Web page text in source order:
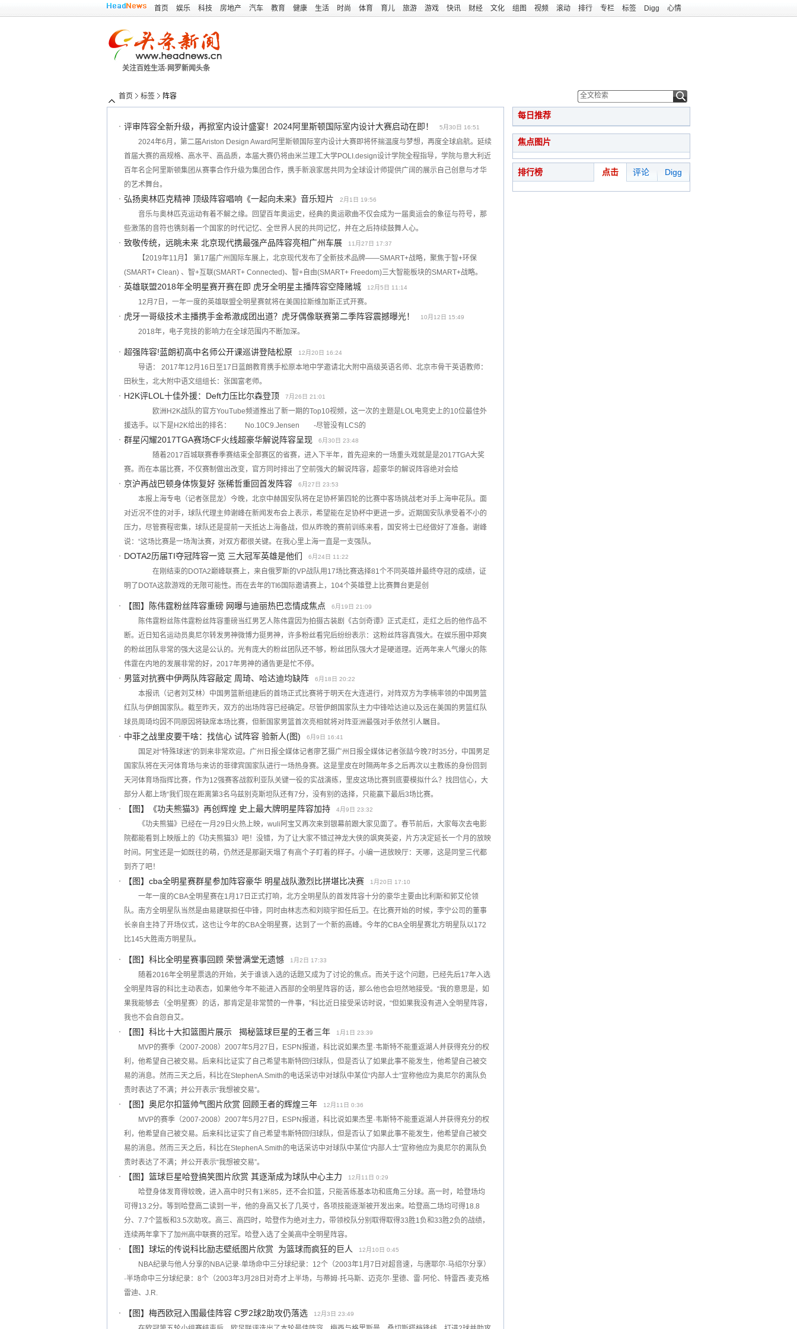
首页 娱乐 科技 房地产 汽车 教育 健康 生活 时尚 体育 育儿 旅游 游戏 快讯 财经 文化 组图 视频 滚动 排行 专栏 标签 Digg 心情
关注百姓生活·网罗新闻头条
首页 标签 阵容
评审阵容全新升级，再掀室内设计盛宴！2024阿里斯顿国际室内设计大赛启动在即！ 5月30日 16:51
2024年6月，第二届Ariston Design Award阿里斯顿国际室内设计大赛即将怀揣温度与梦想，再度全球启航。延续
首届大赛的高规格、高水平、高品质，本届大赛仍将由米兰理工大学POLI.design设计学院全程指导，学院与意大利近
百年名企阿里斯顿集团从赛事合作升级为集团合作，携手新浪家居共同为全球设计师提供广阔的展示自己创意与才华
的艺术舞台。
弘扬奥林匹克精神 顶级阵容唱响《一起向未来》音乐短片 2月1日 19:56
音乐与奥林匹克运动有着不解之缘。回望百年奥运史，经典的奥运歌曲不仅会成为一届奥运会的象征与符号，那
些激荡的音符也镌刻着一个国家的时代记忆、全世界人民的共同记忆，并在之后持续鼓舞人心。
致敬传统，远眺未来 北京现代携最强产品阵容亮相广州车展 11月27日 17:37
【2019年11月】 第17届广州国际车展上，北京现代发布了全新技术品牌——SMART+战略，聚焦于智+环保
(SMART+ Clean) 、智+互联(SMART+ Connected)、智+自由(SMART+ Freedom)三大智能板块的SMART+战略。
英雄联盟2018年全明星赛开赛在即 虎牙全明星主播阵容空降赌城 12月5日 11:14
12月7日，一年一度的英雄联盟全明星赛就将在美国拉斯维加斯正式开赛。
虎牙一哥级技术主播携手金希澈成团出道？虎牙偶像联赛第二季阵容震撼曝光！ 10月12日 15:49
2018年，电子竞技的影响力在全球范围内不断加深。
超强阵容!蓝朗初高中名师公开课巡讲登陆松原 12月20日 16:24
导语： 2017年12月16日至17日蓝朗教育携手松原本地中学邀请北大附中高级英语名师、北京市骨干英语教师：
田秋生，北大附中语文组组长：张国富老师。
H2K评LOL十佳外援：Deft力压比尔森登顶 7月26日 21:01
欧洲H2K战队的官方YouTube频道推出了新一期的Top10视频，这一次的主题是LOL电竞史上的10位最佳外
援选手。以下是H2K给出的排名： No.10C9.Jensen -尽管没有LCS的
群星闪耀2017TGA赛场CF火线超豪华解说阵容呈现 6月30日 23:48
随着2017百城联赛春季赛结束全部赛区的省赛，进入下半年，首先迎来的一场重头戏就是是2017TGA大奖
赛。而在本届比赛，不仅赛制做出改变，官方同时排出了空前强大的解说阵容，超豪华的解说阵容绝对会给
京沪再战巴顿身体恢复好 张稀哲重回首发阵容 6月27日 23:53
本报上海专电（记者张昆龙）今晚，北京中赫国安队将在足协杯第四轮的比赛中客场挑战老对手上海申花队。面
对近况不佳的对手，球队代理主帅谢峰在新闻发布会上表示，希望能在足协杯中更进一步。近期国安队承受着不小的
压力，尽管赛程密集，球队还是提前一天抵达上海备战，但从昨晚的赛前训练来看，国安将士已经做好了准备。谢峰
说：“这场比赛是一场淘汰赛，对双方都很关键。在我心里上海一直是一支强队。
DOTA2历届TI夺冠阵容一览 三大冠军英雄是他们 6月24日 11:22
在刚结束的DOTA2巅峰联赛上，来自俄罗斯的VP战队用17场比赛选择81个不同英雄并最终夺冠的成绩，证
明了DOTA这款游戏的无限可能性。而在去年的TI6国际邀请赛上，104个英雄登上比赛舞台更是创
【图】陈伟霆粉丝阵容重磅 网曝与迪丽热巴恋情成焦点 6月19日 21:09
陈伟霆粉丝陈伟霆粉丝阵容重磅当红男艺人陈伟霆因为拍摄古装剧《古剑奇谭》正式走红，走红之后的他作品不
断。近日知名运动员奥尼尔转发男神微博力挺男神，许多粉丝看完后纷纷表示：这粉丝阵容真强大。在娱乐圈中郑爽
的粉丝团队非常的强大这是公认的。光有庞大的粉丝团队还不够，粉丝团队强大才是硬道理。近两年来人气爆火的陈
伟霆在内地的发展非常的好，2017年男神的通告更是忙不停。
男篮对抗赛中伊两队阵容敲定 周琦、哈达迪均缺阵 6月18日 20:22
本报讯（记者刘艾林）中国男篮新组建后的首场正式比赛将于明天在大连进行，对阵双方为李楠率领的中国男篮
红队与伊朗国家队。截至昨天，双方的出场阵容已经确定。尽管伊朗国家队主力中锋哈达迪以及远在美国的男篮红队
球员周琦均因不同原因将缺席本场比赛，但新国家男篮首次亮相就将对阵亚洲最强对手依然引人瞩目。
中菲之战里皮要干啥：找信心 试阵容 验新人(图) 6月9日 16:41
国足对“特殊球迷”的到来非常欢迎。广州日报全媒体记者廖艺摄广州日报全媒体记者张喆今晚7时35分，中国男足
国家队将在天河体育场与来访的菲律宾国家队进行一场热身赛。这是里皮在时隔两年多之后再次以主教练的身份回到
天河体育场指挥比赛，作为12强赛客战叙利亚队关键一役的实战演练，里皮这场比赛到底要模拟什么？找回信心，大
部分人都上场“我们现在距离第3名乌兹别克斯坦队还有7分，没有别的选择，只能赢下最后3场比赛。
【图】《功夫熊猫3》再创辉煌 史上最大牌明星阵容加持 4月9日 23:32
《功夫熊猫》已经在一月29日火热上映，wuli阿宝又再次来到银幕前跟大家见面了。春节前后，大家每次去电影
院都能看到上映版上的《功夫熊猫3》吧！没错，为了让大家不错过神龙大侠的飒爽英姿，片方决定延长一个月的放映
时间。阿宝还是一如既往的萌，仍然还是那副天塌了有高个子盯着的样子。小编一进放映厅：天哪，这是同堂三代都
到齐了吧！
【图】cba全明星赛群星参加阵容豪华 明星战队激烈比拼堪比决赛 1月20日 17:10
一年一度的CBA全明星赛在1月17日正式打响，北方全明星队的首发阵容十分的豪华主要由比利斯和郭艾伦领
队。南方全明星队当然是由易建联担任中锋，同时由林志杰和刘晓宇担任后卫。在比赛开始的时候，李宁公司的董事
长亲自主持了开场仪式，这也让今年的CBA全明星赛，达到了一个新的高峰。今年的CBA全明星赛北方明星队以172
比145大胜南方明星队。
【图】科比全明星赛事回顾 荣誉满堂无遗憾 1月2日 17:33
随着2016年全明星票选的开始，关于谁该入选的话题又成为了讨论的焦点。而关于这个问题，已经先后17年入选
全明星阵容的科比主动表态，如果他今年不能进入西部的全明星阵容的话，那么他也会坦然地接受。“我的意思是，如
果我能够去（全明星赛）的话，那肯定是非常赞的一件事，”科比近日接受采访时说，“但如果我没有进入全明星阵容，
我也不会自怨自艾。
【图】科比十大扣篮图片展示 揭秘篮球巨星的王者三年 1月1日 23:39
MVP的赛季（2007-2008）2007年5月27日，ESPN报道，科比说如果杰里·韦斯特不能重返湖人并获得充分的权
利，他希望自己被交易。后来科比证实了自己希望韦斯特回归球队，但是否认了如果此事不能发生，他希望自己被交
易的消息。然而三天之后，科比在StephenA.Smith的电话采访中对球队中某位“内部人士”宣称他应为奥尼尔的离队负
责时表达了不满；并公开表示“我想被交易”。
【图】奥尼尔扣篮帅气图片欣赏 回顾王者的辉煌三年 12月11日 0:36
MVP的赛季（2007-2008）2007年5月27日，ESPN报道，科比说如果杰里·韦斯特不能重返湖人并获得充分的权
利，他希望自己被交易。后来科比证实了自己希望韦斯特回归球队，但是否认了如果此事不能发生，他希望自己被交
易的消息。然而三天之后，科比在StephenA.Smith的电话采访中对球队中某位“内部人士”宣称他应为奥尼尔的离队负
责时表达了不满；并公开表示“我想被交易”。
【图】篮球巨星哈登搞笑图片欣赏 其逐渐成为球队中心主力 12月11日 0:29
哈登身体发育得较晚，进入高中时只有1米85，还不会扣篮，只能苦练基本功和底角三分球。高一时，哈登场均
可得13.2分。等到哈登高二读到一半，他的身高又长了几英寸，各项技能逐渐被开发出来。哈登高二场均可得18.8
分、7.7个篮板和3.5次助攻。高三、高四时，哈登作为绝对主力，带领校队分别取得取得33胜1负和33胜2负的战绩，
连续两年拿下了加州高中联赛的冠军。哈登入选了全美高中全明星阵容。
【图】球坛的传说科比励志壁纸图片欣赏 为篮球而疯狂的巨人 12月10日 0:45
NBA纪录与他人分享的NBA记录·单场命中三分球纪录：12个（2003年1月7日对超音速，与唐耶尔·马绍尔分享）
·半场命中三分球纪录：8个（2003年3月28日对奇才上半场，与蒂姆·托马斯、迈克尔·里德、雷·阿伦、特雷西·麦克格
雷迪、J.R.
【图】梅西欧冠入围最佳阵容 C罗2球2助攻仍落选 12月3日 23:49
每日推荐
焦点图片
排行榜 点击 评论 Digg